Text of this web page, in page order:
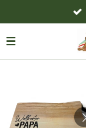
Hauptinhalt
springen